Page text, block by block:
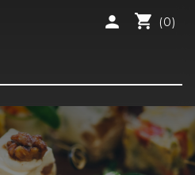
shopping_cart (0)
person